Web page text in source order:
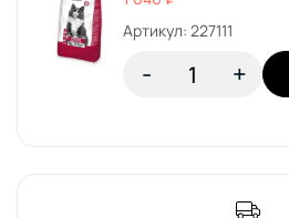
Артикул: 227111
- +